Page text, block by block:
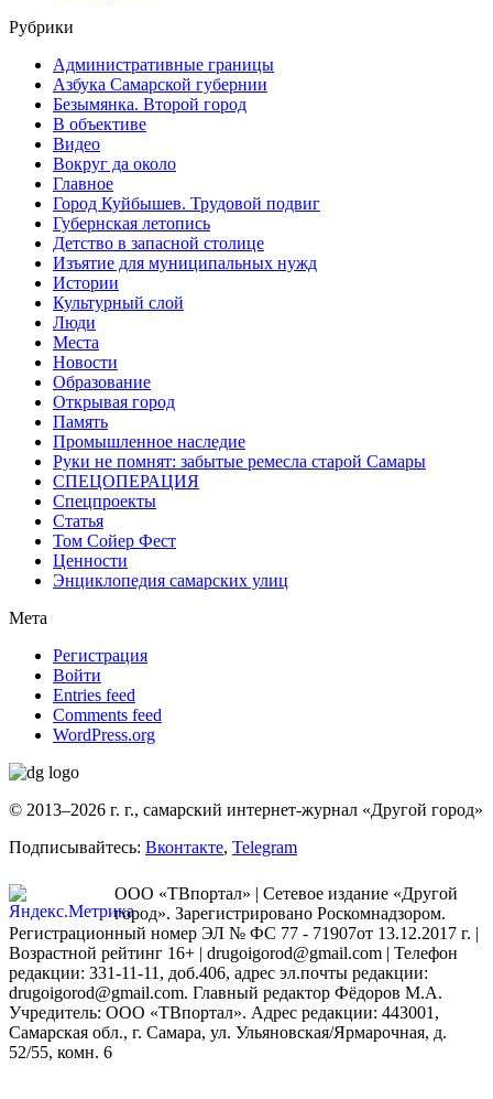
Рубрики
Административные границы
Азбука Самарской губернии
Безымянка. Второй город
В объективе
Видео
Вокруг да около
Главное
Город Куйбышев. Трудовой подвиг
Губернская летопись
Детство в запасной столице
Изъятие для муниципальных нужд
Истории
Культурный слой
Люди
Места
Новости
Образование
Открывая город
Память
Промышленное наследие
Руки не помнят: забытые ремесла старой Самары
СПЕЦОПЕРАЦИЯ
Спецпроекты
Статья
Том Сойер Фест
Ценности
Энциклопедия самарских улиц
Мета
Регистрация
Войти
Entries feed
Comments feed
WordPress.org
© 2013–2026 г. г., самарский интернет-журнал «Другой город»
Подписывайтесь: Вконтакте, Telegram
ООО «ТВпортал» | Сетевое издание «Другой
город». Зарегистрировано Роскомнадзором.
Регистрационный номер ЭЛ № ФС 77 - 71907от 13.12.2017 г. |
Возрастной рейтинг 16+ | drugoigorod@gmail.com | Телефон
редакции: 331-11-11, доб.406, адрес эл.почты редакции:
drugoigorod@gmail.com. Главный редактор Фёдоров М.А.
Учредитель: ООО «ТВпортал». Адрес редакции: 443001,
Самарская обл., г. Самара, ул. Ульяновская/Ярмарочная, д.
52/55, комн. 6